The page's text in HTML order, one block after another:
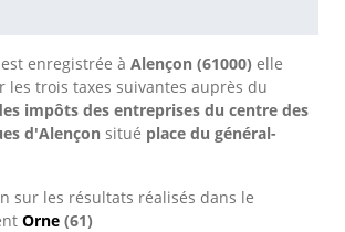
enregistrée à Alençon (61000) elle
les trois taxes suivantes auprès du
impôts des entreprises du centre des
d'Alençon situé place du général-
sur les résultats réalisés dans le
Orne (61)